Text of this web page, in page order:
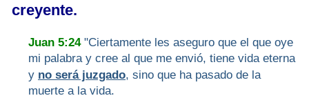
creyente.
Juan 5:24"Ciertamente les aseguro que el que oye
mi palabra y cree al que me envió, tiene vida eterna
y no será juzgado, sino que ha pasado de la
muerte a la vida.